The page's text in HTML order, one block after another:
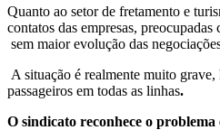
Quanto ao setor de fretamento e
contatos das empresas,
sem maior evolução das
A situação é realmente muito
passageiros em todas as linhas.
O sindicato reconhece o problema